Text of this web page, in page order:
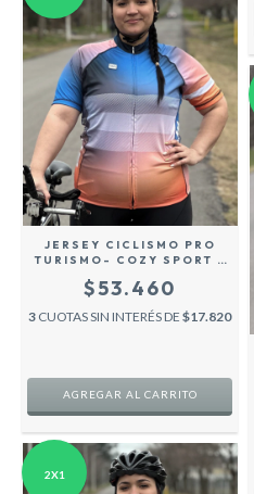
JERSEY CICLISMO PRO
TURISMO- COZY SPORT -
$53.460
3 CUOTAS SIN INTERÉS DE $17.820
AGREGAR AL CARRITO
2X1